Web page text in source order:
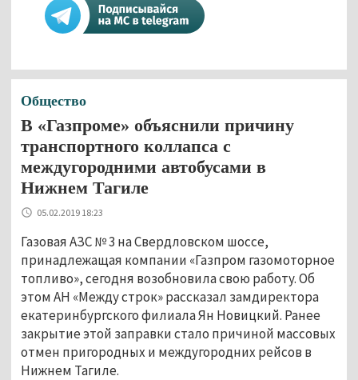
Общество
В «Газпроме» объяснили причину
транспортного коллапса с
междугородними автобусами в
Нижнем Тагиле
05.02.2019 18:23
Газовая АЗС № 3 на Свердловском шоссе,
принадлежащая компании «Газпром газомоторное
топливо», сегодня возобновила свою работу. Об
этом АН «Между строк» рассказал замдиректора
екатеринбургского филиала Ян Новицкий. Ранее
закрытие этой заправки стало причиной массовых
отмен пригородных и междугородних рейсов в
Нижнем Тагиле.